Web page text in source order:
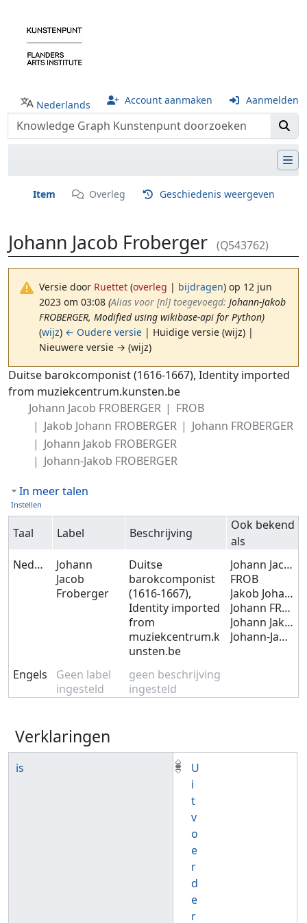
Nederlands Account aanmaken Aanmelden
Item Overleg Geschiedenis weergeven
Johann Jacob Froberger (Q543762)
Versie door Ruettet (overleg | bijdragen) op 12 jun
2023 om 03:08 (‎Alias voor [nl] toegevoegd: Johann-Jakob
FROBERGER, Modified using wikibase-api for Python)
(wijz) ← Oudere versie | Huidige versie (wijz) |
Nieuwere versie → (wijz)
Ga naar:navigatie,zoeken
Duitse barokcomponist (1616-1667), Identity imported
from muziekcentrum.kunsten.be
Johann Jacob FROBERGER
FROB
Jakob Johann FROBERGER
Johann FROBERGER
Johann Jakob FROBERGER
Johann-Jakob FROBERGER
In meer talen
Instellen
Taal Label Beschrijving
Ook bekend
als
Nederlands
Johann
Jacob
Froberger
Duitse
barokcomponist
(1616-1667),
Identity imported
from
muziekcentrum.k
unsten.be
Johann Jacob FROBERGER
FROB
Jakob Johann FROBERGER
Johann FROBERGER
Johann Jakob FROBERGER
Johann-Jakob FROBERGER
Engels
Geen label
ingesteld
geen beschrijving
ingesteld
Verklaringen
is
U
i
t
v
o
e
r
d
e
r